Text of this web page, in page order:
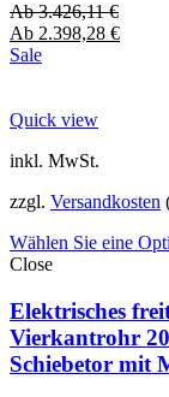
Ab3.426,11€
Ab 2.398,28 €
Sale
Quick view
inkl. MwSt.
zzgl. Versandkosten
Wählen Sie eine
Close
Elektrisches
Vierkantrohr
Schiebetor mit